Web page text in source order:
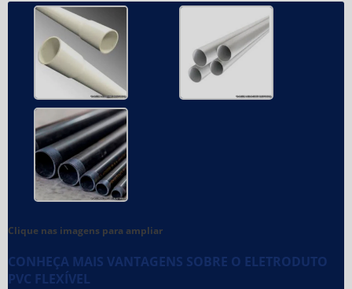
Clique nas imagens para ampliar
CONHEÇA MAIS VANTAGENS SOBRE O ELETRODUTO
PVC FLEXÍVEL